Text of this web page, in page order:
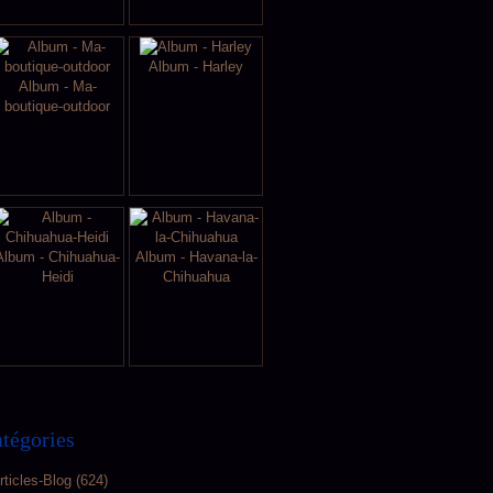
Album - Ma-
boutique-outdoor
Album - Harley
- Chihuahua-
Heidi
Album - Havana-la-
Chihuahua
Blog (624)